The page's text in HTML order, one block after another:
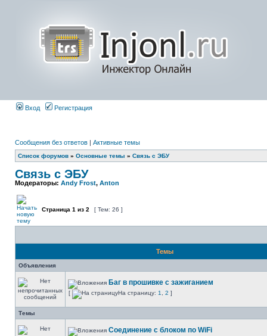
Вход Регистрация
Сообщения без ответов | Активные темы
Список форумов » Основные темы » Связь с ЭБУ
Связь с ЭБУ
Модераторы: Andy Frost, Anton
Страница 1 из 2 [ Тем: 26 ]
Темы
Объявления
Баг в прошивке с зажиганием
[ На страницу: 1 2 ]
Темы
Соединение с блоком по WiFi